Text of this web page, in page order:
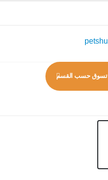
تسوق حسب القسم